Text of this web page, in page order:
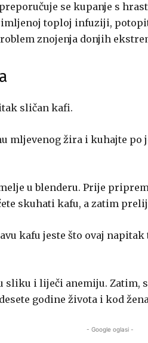
se kupanje s
toploj infuziji,
znojenja donjih
sličan kafi.
mljevenog žira i kuhajte po
u blenderu. Prije
skuhati kafu, a zatim
kafu jeste što ovaj
sliku i liječi anemiju. Zatim,
godine života i kod
- Google oglasi -